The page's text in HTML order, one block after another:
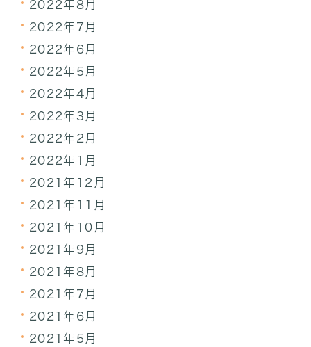
2022年8月
2022年7月
2022年6月
2022年5月
2022年4月
2022年3月
2022年2月
2022年1月
2021年12月
2021年11月
2021年10月
2021年9月
2021年8月
2021年7月
2021年6月
2021年5月